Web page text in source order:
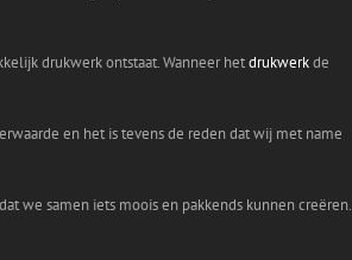
drukwerk ontstaat. Wanneer hetdrukwerkde
en het is tevens de reden dat wij met name
we samen iets moois en pakkends kunnen creëren.